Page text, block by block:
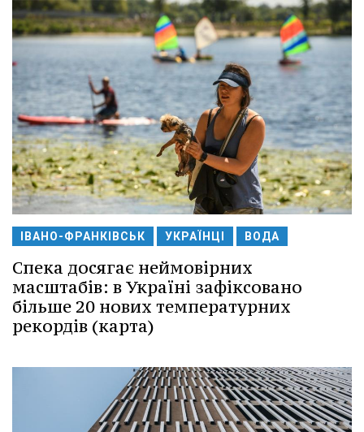
ІВАНО-ФРАНКІВСЬК УКРАЇНЦІ ВОДА
Спека досягає неймовірних
масштабів: в Україні зафіксовано
більше 20 нових температурних
рекордів (карта)